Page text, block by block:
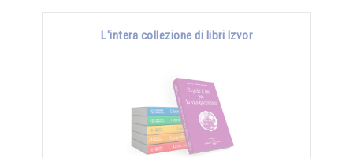
L'intera collezione di libri Izvor